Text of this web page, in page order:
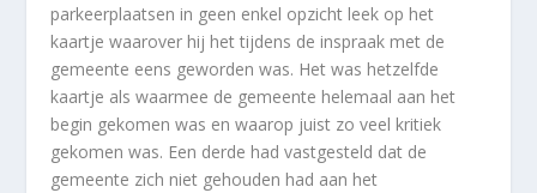
parkeerplaatsen in geen enkel opzicht leek op het
kaartje waarover hij het tijdens de inspraak met de
gemeente eens geworden was. Het was hetzelfde
kaartje als waarmee de gemeente helemaal aan het
begin gekomen was en waarop juist zo veel kritiek
gekomen was. Een derde had vastgesteld dat de
gemeente zich niet gehouden had aan het